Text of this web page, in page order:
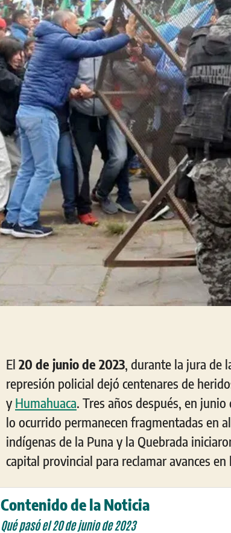
El 20 de junio de 2023, durante la jura de
represión policial dejó centenares de
y Humahuaca. Tres años después, en
lo ocurrido permanecen fragmentadas en
indígenas de la Puna y la Quebrada
capital provincial para reclamar avances en
Contenido de la Noticia
Qué pasó el 20 de junio de 2023